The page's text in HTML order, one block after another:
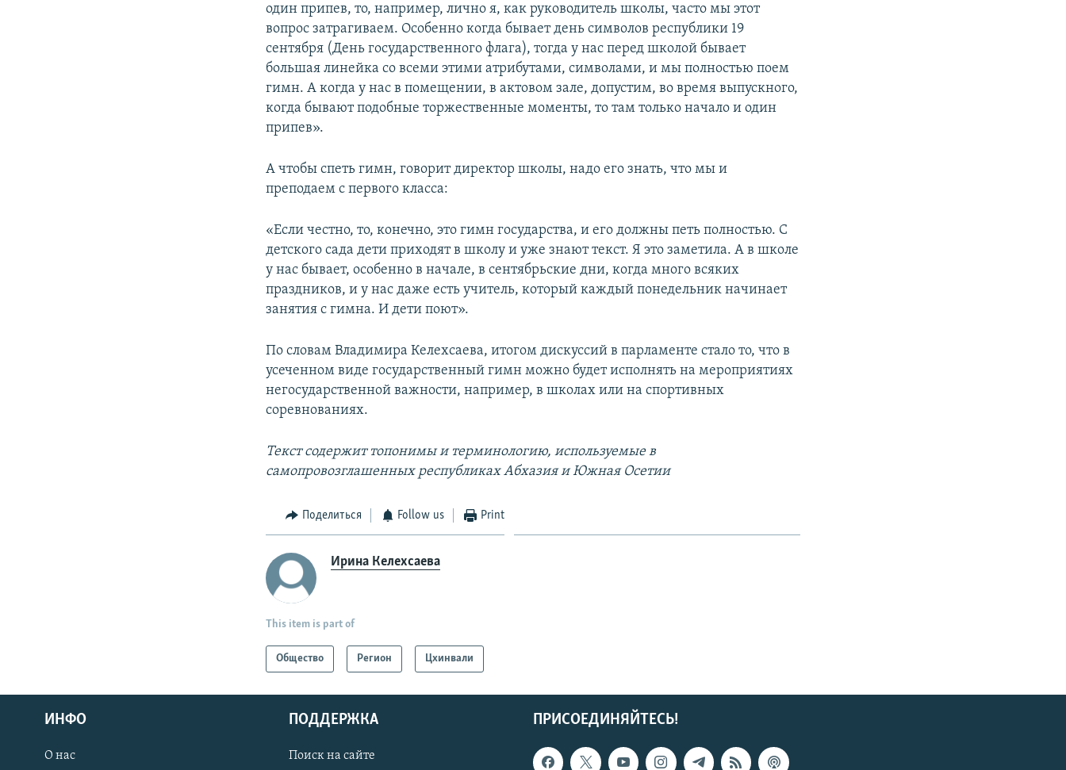
ПРИСОЕДИНЯЙТЕСЬ!
один припев, то, например, лично я, как руководитель школы, часто мы этот
вопрос затрагиваем. Особенно когда бывает день символов республики 19
сентября (День государственного флага), тогда у нас перед школой бывает
большая линейка со всеми этими атрибутами, символами, и мы полностью поем
гимн. А когда у нас в помещении, в актовом зале, допустим, во время выпускного,
когда бывают подобные торжественные моменты, то там только начало и один
припев».
А чтобы спеть гимн, говорит директор школы, надо его знать, что мы и
преподаем с первого класса:
«Если честно, то, конечно, это гимн государства, и его должны петь полностью. С
детского сада дети приходят в школу и уже знают текст. Я это заметила. А в школе
у нас бывает, особенно в начале, в сентябрьские дни, когда много всяких
праздников, и у нас даже есть учитель, который каждый понедельник начинает
занятия с гимна. И дети поют».
По словам Владимира Келехсаева, итогом дискуссий в парламенте стало то, что в
усеченном виде государственный гимн можно будет исполнять на мероприятиях
негосударственной важности, например, в школах или на спортивных
соревнованиях.
Текст содержит топонимы и терминологию, используемые в
самопровозглашенных республиках Абхазия и Южная Осетии
Поделиться Follow us Print
Ирина Келехсаева
This item is part of
Общество Регион Цхинвали
ПРИСОЕДИНЯЙТЕСЬ!
ИНФО
О нас
ПОДДЕРЖКА
Поиск на сайте